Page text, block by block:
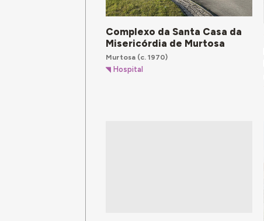
Complexo da Santa Casa da
Misericórdia de Murtosa
Murtosa (c. 1970)
Hospital